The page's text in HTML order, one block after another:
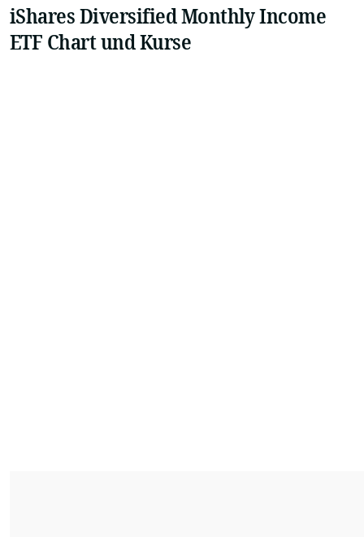
iShares Diversified Monthly Income
ETF Chart und Kurse